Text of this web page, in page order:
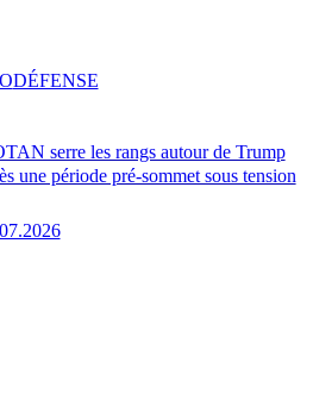
serre les rangs autour de Trump
une période pré-sommet sous tension
DÉFENSE